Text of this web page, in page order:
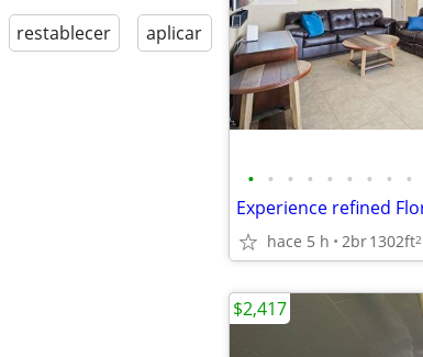
restablecer aplicar
• • • • • • • • •
Experience refined
hace 5 h 2br1302ft2
$2,417